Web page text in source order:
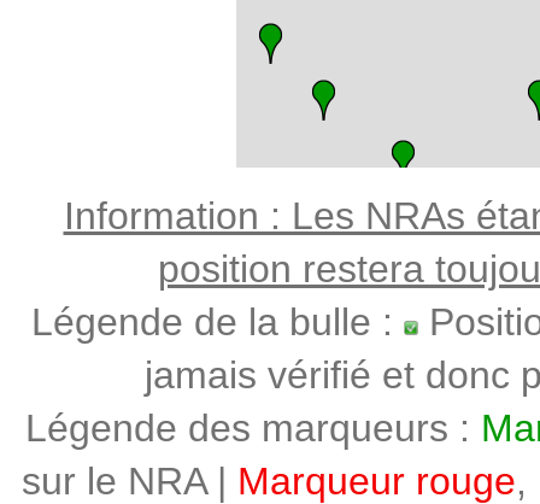
Information : Les NRAs
position restera
Légende de la bulle :
jamais vérifié et donc
Légende des marqueurs :
sur le NRA | Marqueur rouge,